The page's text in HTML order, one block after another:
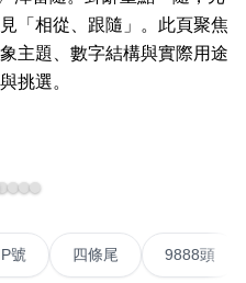
七 八 十
「相從、跟隨」。此頁聚焦
主題、數字結構與實際用途
挑選。
超級VIP號 四條尾